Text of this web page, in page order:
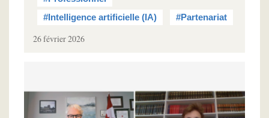
#Intelligence artificielle (IA)
#Partenariat
26 février 2026